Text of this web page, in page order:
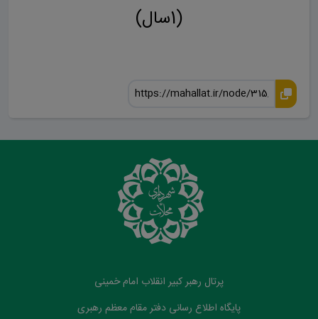
(1سال)
پرتال رهبر کبیر انقلاب امام خمینی
پایگاه اطلاع رسانی دفتر مقام معظم رهبری